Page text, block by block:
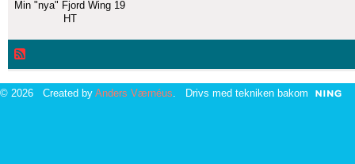
Min "nya" Fjord Wing 19
HT
© 2026 Created by Anders Værnéus . Drivs med tekniken bakom